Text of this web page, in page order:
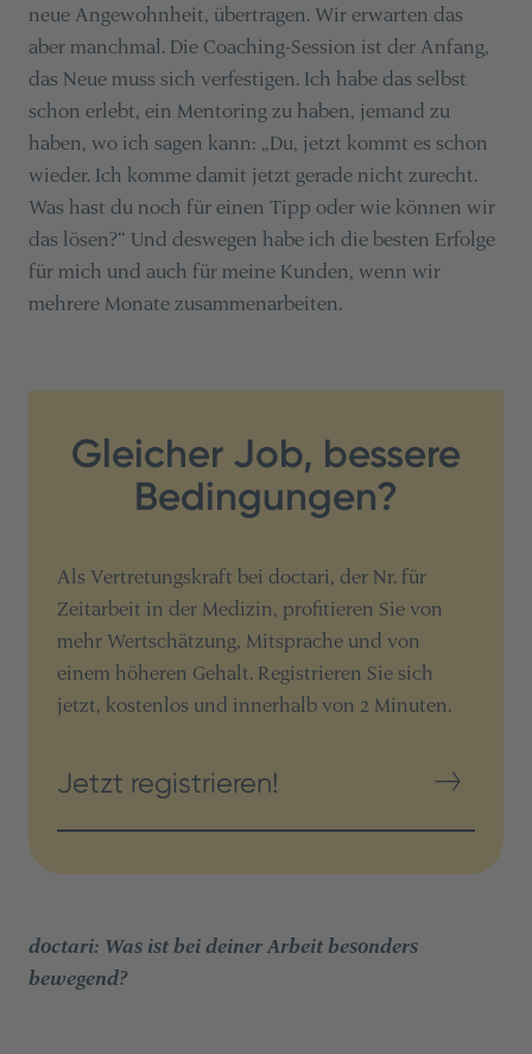
neue Angewohnheit, übertragen. Wir erwarten das
aber manchmal. Die Coaching-Session ist der Anfang,
das Neue muss sich verfestigen. Ich habe das selbst
schon erlebt, ein Mentoring zu haben, jemand zu
haben, wo ich sagen kann: „Du, jetzt kommt es schon
wieder. Ich komme damit jetzt gerade nicht zurecht.
Was hast du noch für einen Tipp oder wie können wir
das lösen?“ Und deswegen habe ich die besten Erfolge
für mich und auch für meine Kunden, wenn wir
mehrere Monate zusammenarbeiten.
Gleicher Job, bessere
Bedingungen?
Als Vertretungskraft bei doctari, der Nr. für
Zeitarbeit in der Medizin, profitieren Sie von
mehr Wertschätzung, Mitsprache und von
einem höheren Gehalt. Registrieren Sie sich
jetzt, kostenlos und innerhalb von 2 Minuten.
Jetzt registrieren!
doctari: Was ist bei deiner Arbeit besonders
bewegend?